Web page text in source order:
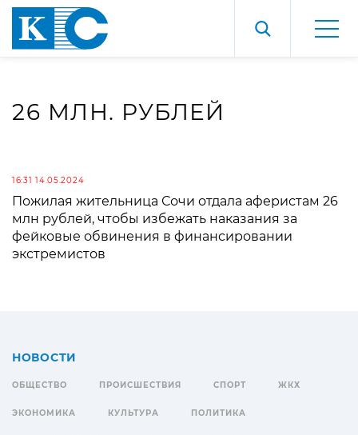
26 МЛН. РУБЛЕЙ
16:31 14.05.2024
Пожилая жительница Сочи отдала аферистам 26
млн рублей, чтобы избежать наказания за
фейковые обвинения в финансировании
экстремистов
НОВОСТИ
ОБЩЕСТВО ПРОИСШЕСТВИЯ СПОРТ ЖКХ
ЭКОНОМИКА КУЛЬТУРА ПОЛИТИКА